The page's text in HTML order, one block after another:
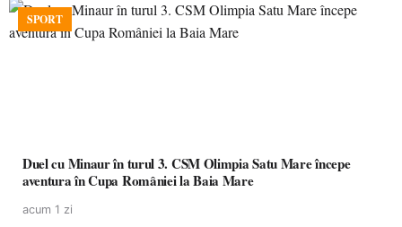
SPORT
Duel cu Minaur în turul 3. CSM Olimpia Satu Mare începe
aventura în Cupa României la Baia Mare
acum 1 zi